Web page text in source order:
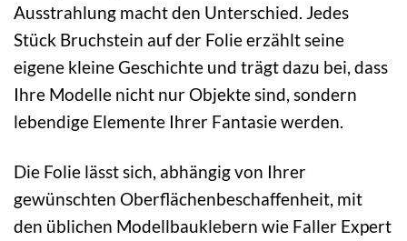
Ausstrahlung macht den Unterschied. Jedes
Stück Bruchstein auf der Folie erzählt seine
eigene kleine Geschichte und trägt dazu bei, dass
Ihre Modelle nicht nur Objekte sind, sondern
lebendige Elemente Ihrer Fantasie werden.
Die Folie lässt sich, abhängig von Ihrer
gewünschten Oberflächenbeschaffenheit, mit
den üblichen Modellbauklebern wie Faller Expert